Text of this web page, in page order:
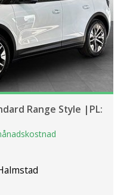
Range Style |PL: